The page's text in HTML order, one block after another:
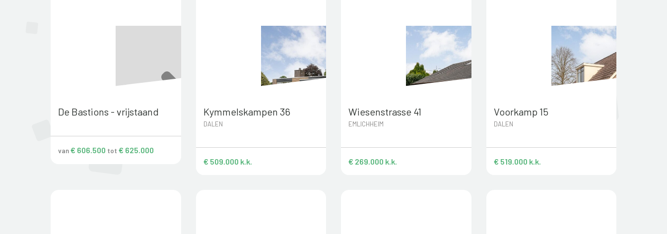
De Bastions - vrijstaand
van€ 606.500 tot € 625.000
Kymmelskampen 36
DALEN
€ 509.000 k.k.
Wiesenstrasse 41
EMLICHHEIM
€ 269.000 k.k.
Voorkamp 15
DALEN
€ 519.000 k.k.